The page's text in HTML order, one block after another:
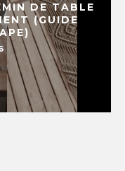
DE TABLE
(GUIDE